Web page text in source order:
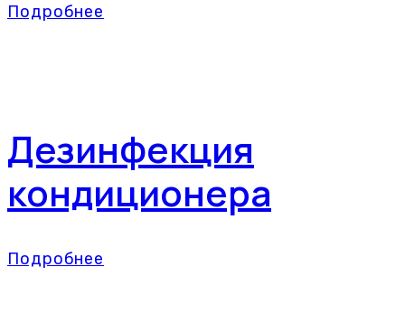
Подробнее
Дезинфекция
кондиционера
Подробнее